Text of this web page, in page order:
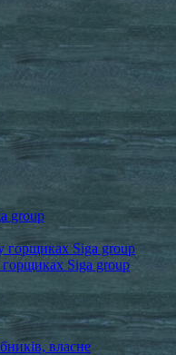
group
горщиках Siga group
горщиках Siga group
власне